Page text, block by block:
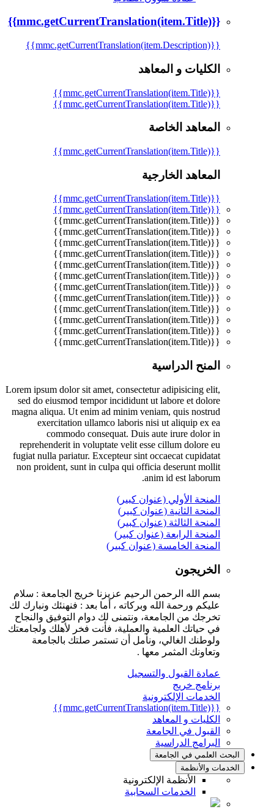
{{mmc.getCurrentTranslation(item.Title)}}
{{mmc.getCurrentTranslation(item.Description)}}
الكليات و المعاهد
{{mmc.getCurrentTranslation(item.Title)}}
{{mmc.getCurrentTranslation(item.Title)}}
المعاهد الخاصة
{{mmc.getCurrentTranslation(item.Title)}}
المعاهد الخارجية
{{mmc.getCurrentTranslation(item.Title)}}
{{mmc.getCurrentTranslation(item.Title)}}
{{mmc.getCurrentTranslation(item.Title)}}
{{mmc.getCurrentTranslation(item.Title)}}
{{mmc.getCurrentTranslation(item.Title)}}
{{mmc.getCurrentTranslation(item.Title)}}
{{mmc.getCurrentTranslation(item.Title)}}
{{mmc.getCurrentTranslation(item.Title)}}
{{mmc.getCurrentTranslation(item.Title)}}
{{mmc.getCurrentTranslation(item.Title)}}
{{mmc.getCurrentTranslation(item.Title)}}
{{mmc.getCurrentTranslation(item.Title)}}
{{mmc.getCurrentTranslation(item.Title)}}
{{mmc.getCurrentTranslation(item.Title)}}
المنح الدراسية
Lorem ipsum dolor sit amet, consectetur adipisicing elit,
sed do eiusmod tempor incididunt ut labore et dolore
magna aliqua. Ut enim ad minim veniam, quis nostrud
exercitation ullamco laboris nisi ut aliquip ex ea
commodo consequat. Duis aute irure dolor in
reprehenderit in voluptate velit esse cillum dolore eu
fugiat nulla pariatur. Excepteur sint occaecat cupidatat
non proident, sunt in culpa qui officia deserunt mollit
anim id est laborum.
المنحة الأولي (عنوان كبير)
المنحة الثانية (عنوان كبير)
المنحة الثالثة (عنوان كبير)
المنحة الرابعة (عنوان كبير)
المنحة الخامسة (عنوان كبير)
الخريجون
بسم الله الرحمن الرحيم عزيزنا خريج الجامعة : سلام
عليكم ورحمة الله وبركاته ، أما بعد : فنهنئك ونبارك لك
تخرجك من الجامعة، ونتمنى لك دوام التوفيق والنجاح
في حياتك العلمية والعملية، فأنت فخر لأهلك ولجامعتك
ولوطنك الغالي، ونأمل أن تستمر صلتك بالجامعة
وتعاونك المثمر معها .
عمادة القبول والتسجيل
برنامج خريج
الخدمات الإلكترونية
{{mmc.getCurrentTranslation(item.Title)}}
الكليات و المعاهد
القبول في الجامعة
البرامج الدراسية
البحث العلمي في الجامعة
الخدمات والأنظمة
الأنظمة الإلكترونية
الخدمات السحابية